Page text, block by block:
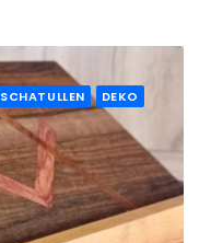
SCHATULLEN DEKO